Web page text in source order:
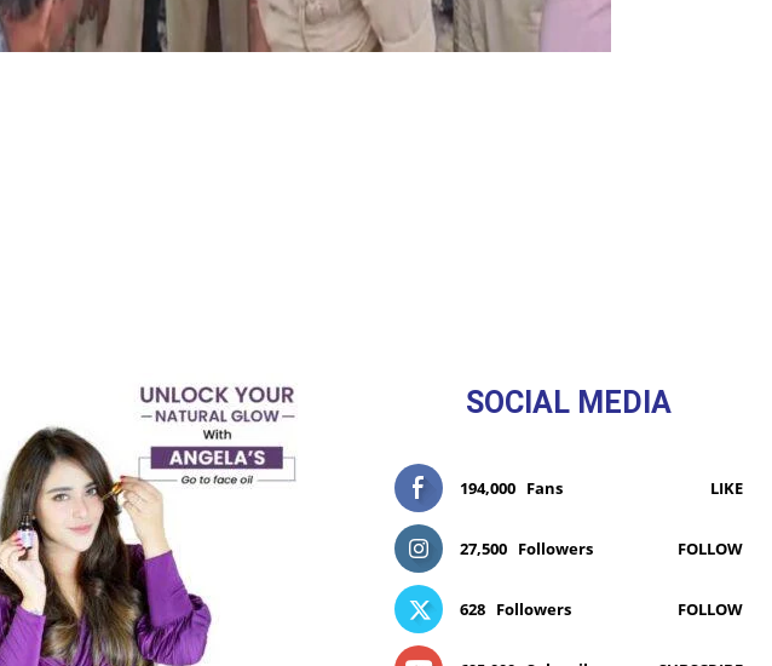
SOCIAL MEDIA
194,000 Fans LIKE
27,500 Followers FOLLOW
628 Followers FOLLOW